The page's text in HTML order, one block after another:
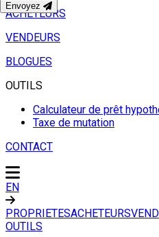
ACHETEURS
VENDEURS
BLOGUES
OUTILS
Calculateur de prêt
Taxe de mutation
CONTACT
EN
PROPRIETESACHETEURS
OUTILS
Envoyez